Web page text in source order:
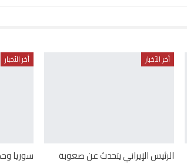
أخر الأخبار
الرئيس الإيراني يتحدث عن صعوبة
أخر الأخبار
سوريا